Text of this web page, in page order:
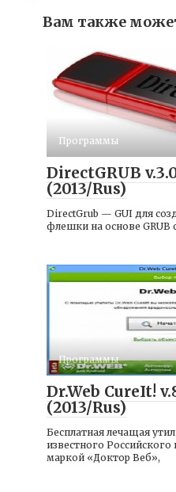
Вам также
Программы
DirectGRUB
(2013/Rus)
DirectGrub — GUI для
флешки на основе GRUB
Программы
Dr.Web CureIt!
(2013/Rus)
Бесплатная лечащая
известного
маркой «Доктор Веб»,